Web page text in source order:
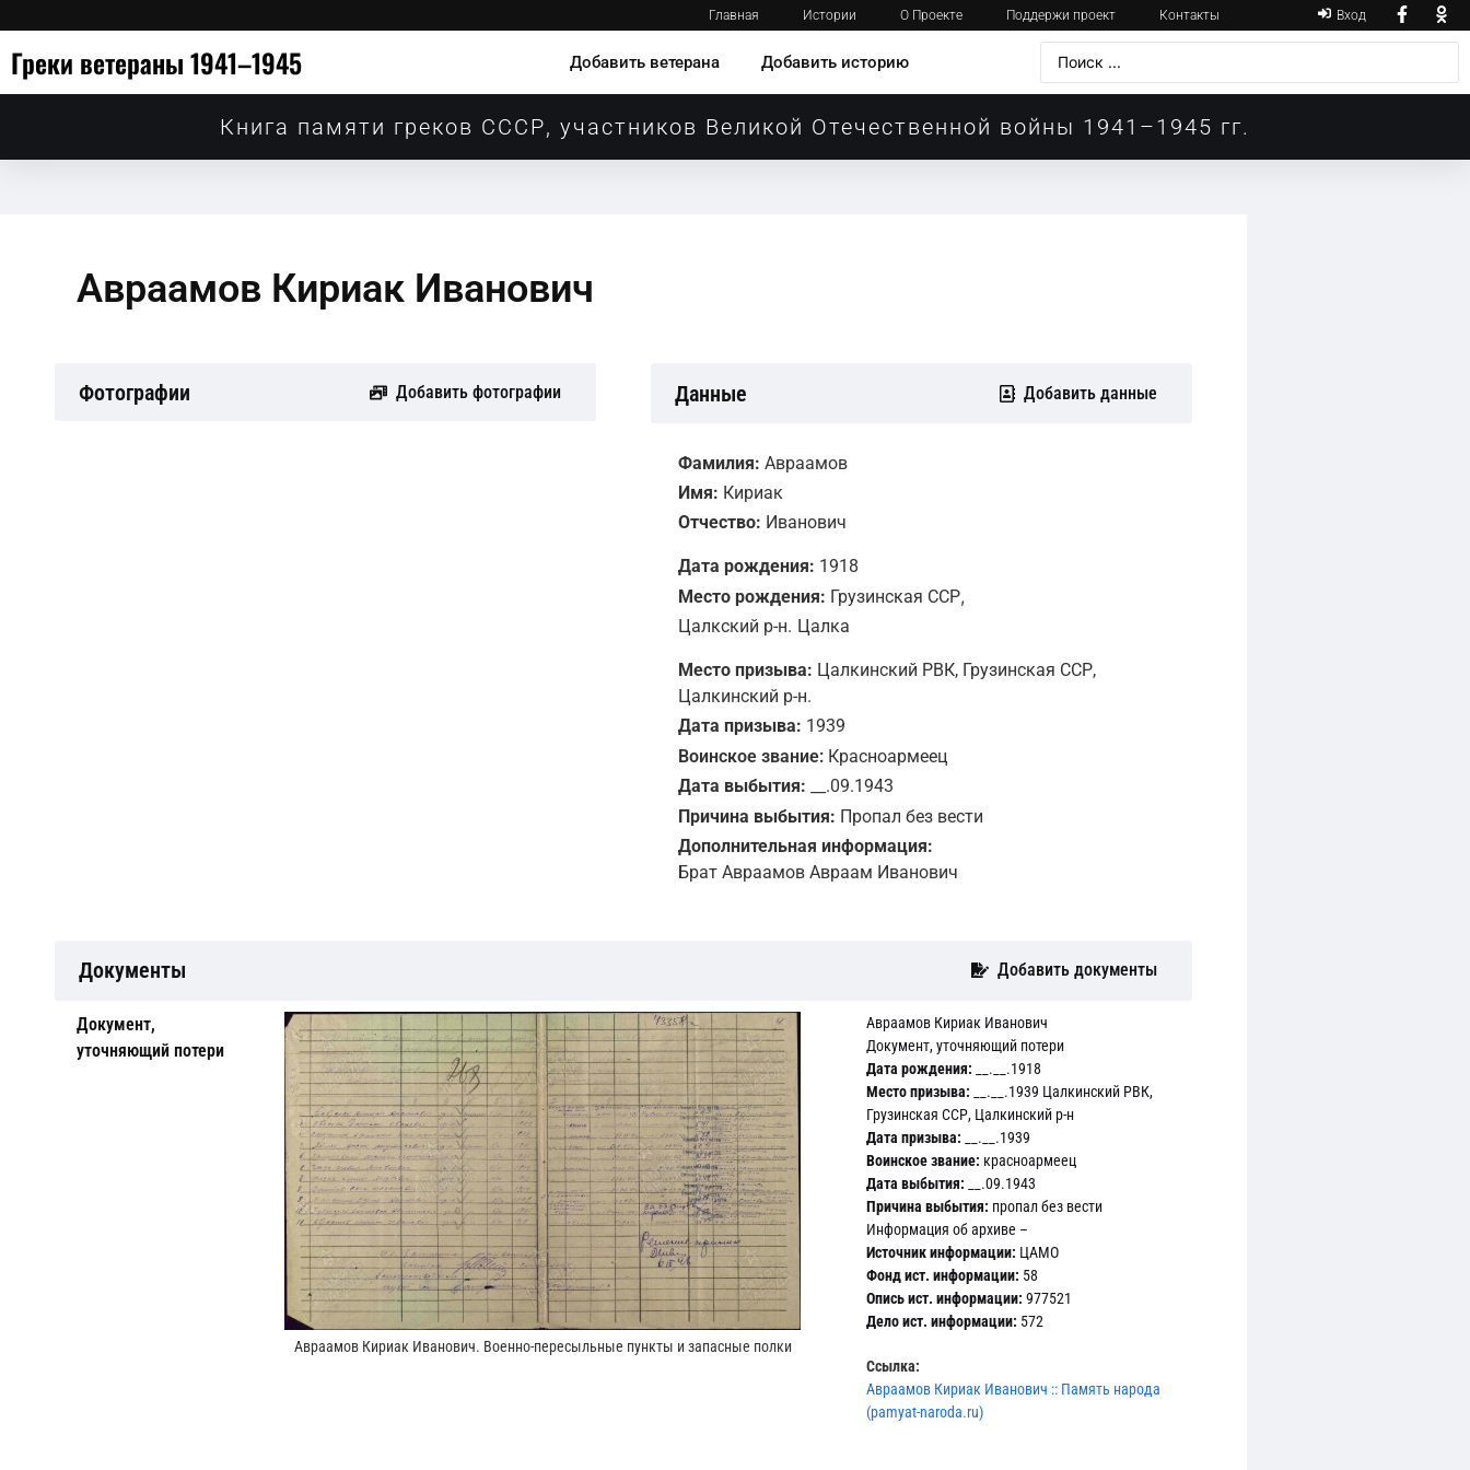
Главная Истории О Проекте Поддержи проект Контакты Вход
Греки ветераны 1941–1945 Добавить ветерана Добавить историю
Книга памяти греков СССР, участников Великой Отечественной войны 1941–1945 гг.
Авраамов Кириак Иванович
Фотографии Добавить фотографии Данные Добавить данные
Фамилия: Авраамов
Имя: Кириак
Отчество: Иванович
Дата рождения: 1918
Место рождения: Грузинская ССР,
Цалкский р-н. Цалка
Место призыва: Цалкинский РВК, Грузинская ССР,
Цалкинский р-н.
Дата призыва: 1939
Воинское звание: Красноармеец
Дата выбытия: __.09.1943
Причина выбытия: Пропал без вести
Дополнительная информация:
Брат Авраамов Авраам Иванович
Документы Добавить документы
Документ,
уточняющий потери
Авраамов Кириак Иванович. Военно-пересыльные пункты и запасные полки
Авраамов Кириак Иванович
Документ, уточняющий потери
Дата рождения: __.__.1918
Место призыва: __.__.1939 Цалкинский РВК,
Грузинская ССР, Цалкинский р-н
Дата призыва: __.__.1939
Воинское звание: красноармеец
Дата выбытия: __.09.1943
Причина выбытия: пропал без вести
Информация об архиве –
Источник информации: ЦАМО
Фонд ист. информации: 58
Опись ист. информации: 977521
Дело ист. информации: 572
Ссылка:
Авраамов Кириак Иванович :: Память народа
(pamyat-naroda.ru)